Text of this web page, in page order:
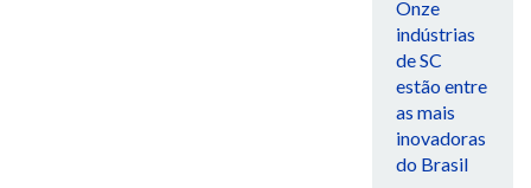
Onze
indústrias
de SC
estão entre
as mais
inovadoras
do Brasil